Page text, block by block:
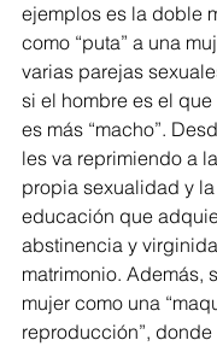
ejemplos es la doble
como “puta” a una
varias parejas
si el hombre es el
es más “macho”.
les va reprimiendo a
propia sexualidad y
educación que
abstinencia y
matrimonio. Además,
mujer como una
reproducción”,